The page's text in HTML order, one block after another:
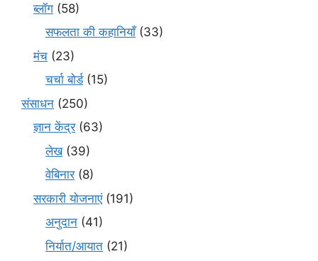
ब्लॉग (58)
सफलता की कहानियाँ(33)
मंच (23)
चर्चा बोर्ड(15)
संसाधन (250)
ज्ञान केंद्र(63)
लेख(39)
वेबिनार(8)
सरकारी योजनाएं(191)
अनुदान (41)
निर्यात/आयात (21)